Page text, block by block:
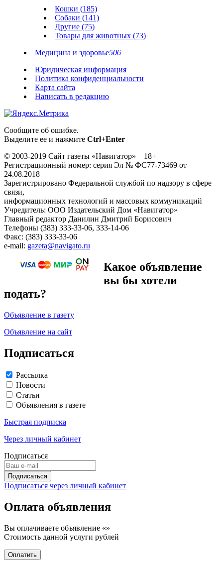
Кошки (185)
Собаки (141)
Другие (75)
Товары для животных (73)
Медицина и здоровье506
Юридическая информация
Политика конфиденциальности
Карта сайта
Написать в редакцию
Сообщите об ошибке.
Выделите ее и нажмите Ctrl+Enter
© 2003-2019 Сайт газеты «Навигатор» 18+
Регистрационный номер: серия Эл № ФС77-73469 от
24.08.2018
Зарегистрировано Федеральной службой по надзору в сфере
связи,
информационных технологий и массовых коммуникаций
Учредитель: ООО Издательский Дом «Навигатор»
Главный редактор Данилин Дмитрий Борисович
Телефоны (383) 333-33-06, 333-14-06
Факс: (383) 333-33-06
e-mail: gazeta@navigato.ru
Какое объявление
вы бы хотели
подать?
Объявление в газету
Объявление на сайт
Подписаться
Рассылка
Новости
Статьи
Объявления в газете
Быстрая подписка
Через личный кабинет
Подписаться
Подписаться через личный кабинет
Оплата объявления
Вы оплачиваете объявление «»
Стоимость данной услуги рублей